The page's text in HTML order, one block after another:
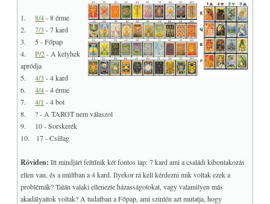
1.8/4- 8 érme
2.7/3 - 7 kard
3. 5 - Főpap
4.P/2- A kelyhek
apródja
5.4/3 - 4 kard
6.4/4- 4 érme
7.4/1 - 4 bot
8. ? - A TAROT nem válaszol
9. 10 - Sorskerék
10. 17 - Csillag
Röviden: Itt mindjárt feltűnik két fontos lap: 7 kard ami a családi kibontakozás
ellen van, és a múltban a 4 kard. Ilyekor rá kell kérdezni mik voltak ezek a
problémák? Talán valaki ellenezte házasságotokat, vagy valamilyen más
akadályaitok voltak? A tudatban a Főpap, ami szintén azt mutatja, hogy